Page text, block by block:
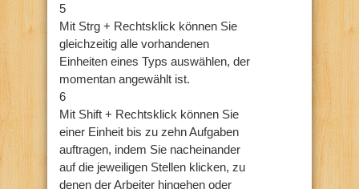
5
Mit Strg + Rechtsklick können Sie
gleichzeitig alle vorhandenen
Einheiten eines Typs auswählen, der
momentan angewählt ist.
6
Mit Shift + Rechtsklick können Sie
einer Einheit bis zu zehn Aufgaben
auftragen, indem Sie nacheinander
auf die jeweiligen Stellen klicken, zu
denen der Arbeiter hingehen oder